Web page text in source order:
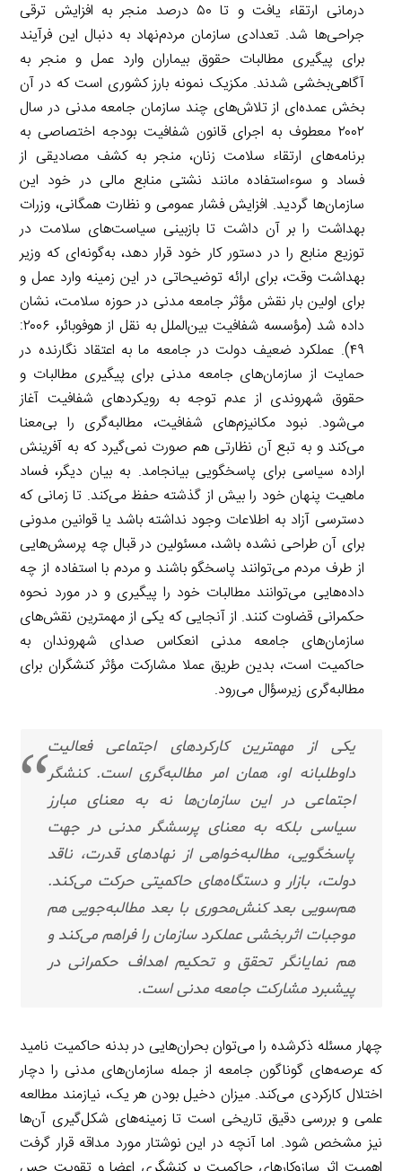
درمانی ارتقاء یافت و تا ۵۰ درصد منجر به افزایش ترقی
جراحی‌ها شد. تعدادی سازمان مردم‌نهاد به دنبال این فرآیند
برای پیگیری مطالبات حقوق بیماران وارد عمل و منجر به
آگاهی‌بخشی شدند. مکزیک نمونه بارز کشوری است که در آن
بخش عمده‌ای از تلاش‌های چند سازمان جامعه مدنی در سال
۲۰۰۲ معطوف به اجرای قانون شفافیت بودجه اختصاصی به
برنامه‌های ارتقاء سلامت زنان، منجر به کشف مصادیقی از
فساد و سوءاستفاده مانند نشتی منابع مالی در خود این
سازمان‌ها گردید. افزایش فشار عمومی و نظارت همگانی، وزرات
بهداشت را بر آن داشت تا بازبینی سیاست‌های سلامت در
توزیع منابع را در دستور کار خود قرار دهد، به‌گونه‌ای که وزیر
بهداشت وقت، برای ارائه توضیحاتی در این زمینه وارد عمل و
برای اولین بار نقش مؤثر جامعه مدنی در حوزه سلامت، نشان
داده شد (مؤسسه شفافیت بین‌الملل به نقل از هوفوبائر، ۲۰۰۶:
۴۹). عملکرد ضعیف دولت در جامعه ما به اعتقاد نگارنده در
حمایت از سازمان‌های جامعه مدنی برای پیگیری مطالبات و
حقوق شهروندی از عدم توجه به رویکردهای شفافیت آغاز
می‌شود. نبود مکانیزم‌های شفافیت، مطالبه‌گری را بی‌معنا
می‌کند و به تبع آن نظارتی هم صورت نمی‌گیرد که به آفرینش
اراده سیاسی برای پاسخگویی بیانجامد. به بیان دیگر، فساد
ماهیت پنهان خود را بیش از گذشته حفظ می‌کند. تا زمانی که
دسترسی آزاد به اطلاعات وجود نداشته باشد یا قوانین مدونی
برای آن طراحی نشده باشد، مسئولین در قبال چه پرسش‌هایی
از طرف مردم می‌توانند پاسخگو باشند و مردم با استفاده از چه
داده‌هایی می‌توانند مطالبات خود را پیگیری و در مورد نحوه
حکمرانی قضاوت کنند. از آنجایی که یکی از مهمترین نقش‌های
سازمان‌های جامعه مدنی انعکاس صدای شهروندان به
حاکمیت است، بدین طریق عملا مشارکت مؤثر کنشگران برای
مطالبه‌گری زیرسؤال می‌رود.
یکی از مهمترین کارکردهای اجتماعی فعالیت
داوطلبانه او، همان امر مطالبه‌گری است. کنشگر
اجتماعی در این سازمان‌ها نه به معنای مبارز
سیاسی بلکه به معنای پرسشگر مدنی در جهت
پاسخگویی، مطالبه‌خواهی از نهادهای قدرت، ناقد
دولت، بازار و دستگاه‌های حاکمیتی حرکت می‌کند.
هم‌سویی بعد کنش‌محوری با بعد مطالبه‌جویی هم
موجبات اثربخشی عملکرد سازمان را فراهم می‌کند و
هم نمایانگر تحقق و تحکیم اهداف حکمرانی در
پیشبرد مشارکت جامعه مدنی است.
چهار مسئله ذکرشده را می‌توان بحران‌هایی در بدنه حاکمیت نامید
که عرصه‌های گوناگون جامعه از جمله سازمان‌های مدنی را دچار
اختلال کارکردی می‌کند. میزان دخیل بودن هر یک، نیازمند مطالعه
علمی و بررسی دقیق تاریخی است تا زمینه‌های شکل‌گیری آن‌ها
نیز مشخص شود. اما آنچه در این نوشتار مورد مداقه قرار گرفت